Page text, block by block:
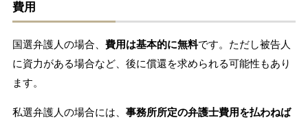
費用
国選弁護人の場合、 費用は基本的に無料です。ただし被告人
に資力がある場合など、後に償還を求められる可能性もあり
ます。
私選弁護人の場合には、 事務所所定の弁護士費用を払わねば